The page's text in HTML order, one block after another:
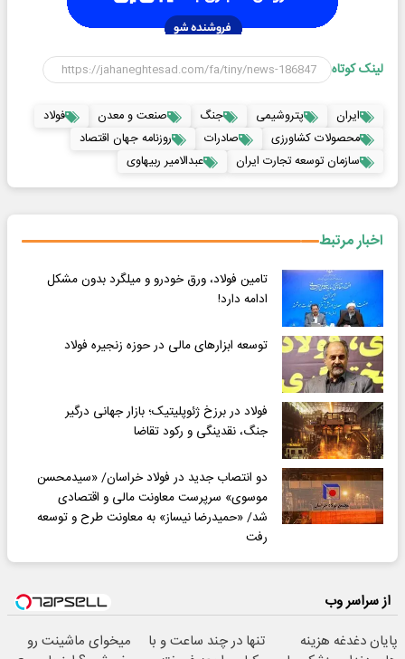
لینک کوتاه
ایران پتروشیمی جنگ صنعت و معدن
فولاد
محصولات کشاورزی
صادرات
روزنامه جهان اقتصاد
سازمان توسعه تجارت ایران
عبدالامیر ربیهاوی
اخبار مرتبط
تامین فولاد، ورق خودرو و میلگرد بدون مشکل
ادامه دارد!
توسعه ابزارهای مالی در حوزه زنجیره فولاد
فولاد در برزخ ژئوپلیتیک؛ بازار جهانی درگیر
جنگ، نقدینگی و رکود تقاضا
دو انتصاب جدید در فولاد خراسان/ «سیدمحسن
موسوی» سرپرست معاونت مالی و اقتصادی
شد/ «حمیدرضا نیساز» به معاونت طرح و توسعه
رفت
از سراسر وب
پایان دغدغه هزینه
تنها در چند ساعت و با
میخوای ماشینت رو